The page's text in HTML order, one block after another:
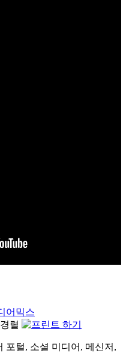
어믹스
렬
포털, 소셜 미디어, 메신저,